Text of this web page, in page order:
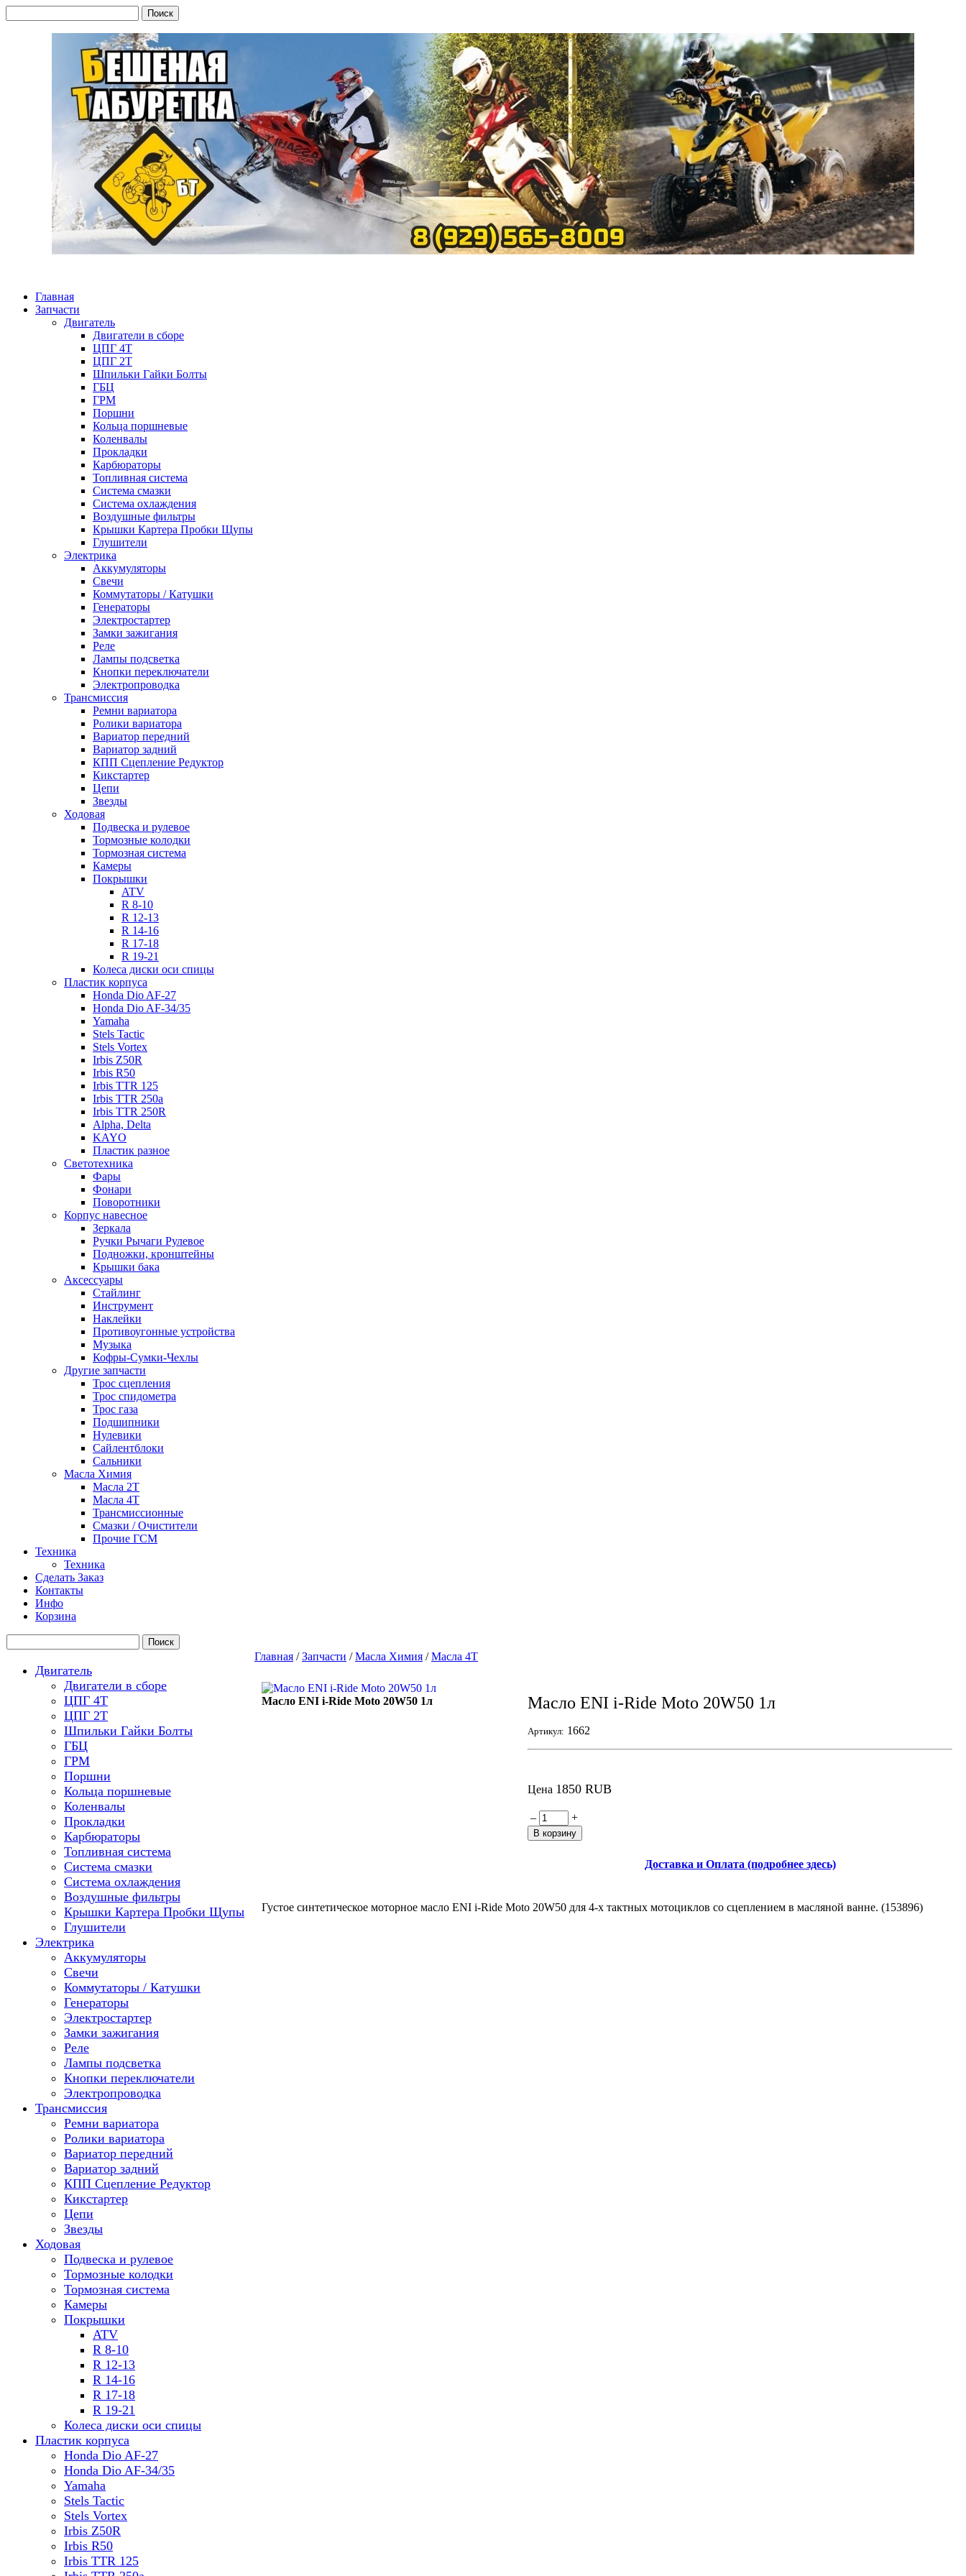
Главная
Запчасти
Двигатель
Двигатели в сборе
ЦПГ 4Т
ЦПГ 2Т
Шпильки Гайки Болты
ГБЦ
ГРМ
Поршни
Кольца поршневые
Коленвалы
Прокладки
Карбюраторы
Топливная система
Система смазки
Система охлаждения
Воздушные фильтры
Крышки Картера Пробки Щупы
Глушители
Электрика
Аккумуляторы
Свечи
Коммутаторы / Катушки
Генераторы
Электростартер
Замки зажигания
Реле
Лампы подсветка
Кнопки переключатели
Электропроводка
Трансмиссия
Ремни вариатора
Ролики вариатора
Вариатор передний
Вариатор задний
КПП Сцепление Редуктор
Кикстартер
Цепи
Звезды
Ходовая
Подвеска и рулевое
Тормозные колодки
Тормозная система
Камеры
Покрышки
ATV
R 8-10
R 12-13
R 14-16
R 17-18
R 19-21
Колеса диски оси спицы
Пластик корпуса
Honda Dio AF-27
Honda Dio AF-34/35
Yamaha
Stels Tactic
Stels Vortex
Irbis Z50R
Irbis R50
Irbis TTR 125
Irbis TTR 250a
Irbis TTR 250R
Alpha, Delta
KAYO
Пластик разное
Светотехника
Фары
Фонари
Поворотники
Корпус навесное
Зеркала
Ручки Рычаги Рулевое
Подножки, кронштейны
Крышки бака
Аксессуары
Стайлинг
Инструмент
Наклейки
Противоугонные устройства
Музыка
Кофры-Сумки-Чехлы
Другие запчасти
Трос сцепления
Трос спидометра
Трос газа
Подшипники
Нулевики
Сайлентблоки
Сальники
Масла Химия
Масла 2Т
Масла 4Т
Трансмиссионные
Смазки / Очистители
Прочие ГСМ
Техника
Техника
Сделать Заказ
Контакты
Инфо
Корзина
Двигатель
Двигатели в сборе
ЦПГ 4Т
ЦПГ 2Т
Шпильки Гайки Болты
ГБЦ
ГРМ
Поршни
Кольца поршневые
Коленвалы
Прокладки
Карбюраторы
Топливная система
Система смазки
Система охлаждения
Воздушные фильтры
Крышки Картера Пробки Щупы
Глушители
Электрика
Аккумуляторы
Свечи
Коммутаторы / Катушки
Генераторы
Электростартер
Замки зажигания
Реле
Лампы подсветка
Кнопки переключатели
Электропроводка
Трансмиссия
Ремни вариатора
Ролики вариатора
Вариатор передний
Вариатор задний
КПП Сцепление Редуктор
Кикстартер
Цепи
Звезды
Ходовая
Подвеска и рулевое
Тормозные колодки
Тормозная система
Камеры
Покрышки
ATV
R 8-10
R 12-13
R 14-16
R 17-18
R 19-21
Колеса диски оси спицы
Пластик корпуса
Honda Dio AF-27
Honda Dio AF-34/35
Yamaha
Stels Tactic
Stels Vortex
Irbis Z50R
Irbis R50
Irbis TTR 125
Главная /Запчасти /Масла Химия /Масла 4Т
Масло ENI i-Ride Moto 20W50 1л Масло ENI i-Ride Moto 20W50 1л
Артикул: 1662
Цена 1850 RUB
– +
Доставка и Оплата (подробнее здесь)
Густое синтетическое моторное масло ENI i-Ride Moto 20W50 для 4-х тактных мотоциклов со сцеплением в масляной ванне. (153896)